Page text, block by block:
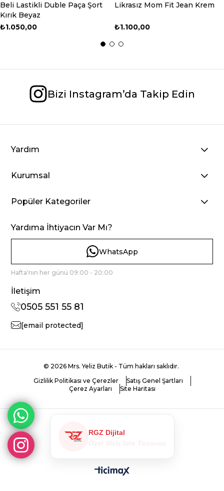
Beli Lastikli Duble Paça Şort
Kırık Beyaz
₺1.050,00
Likrasız Mom Fit Jean Krem
₺1.100,00
Bizi Instagram’da Takip Edin
Yardım
Kurumsal
Popüler Kategoriler
Yardıma İhtiyacın Var Mı?
WhatsApp
Hafta'nın her günü 09:00 - 20:00
İletişim
0505 551 55 81
[email protected]
© 2026 Mrs. Yeliz Butik - Tüm hakları saklıdır.
Gizlilik Politikası ve Çerezler
Satış Genel Şartları
Çerez Ayarları
Site Haritası
RGZ Dijital